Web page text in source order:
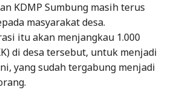
KDMP Sumbung masih terus
masyarakat desa.
itu akan menjangkau 1.000
di desa tersebut, untuk menjadi
yang sudah tergabung menjadi